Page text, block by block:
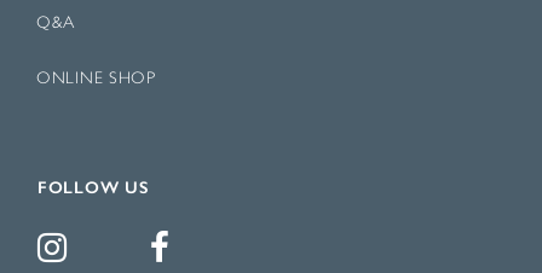
Q&A
ONLINE SHOP
FOLLOW US